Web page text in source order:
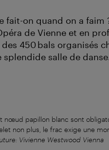
fait-on quand on a faim
de Vienne et en
450 bals organisés
splendide salle de
nœud papillon blanc sont
non plus, le frac exige une
Vivienne Westwood Vienna